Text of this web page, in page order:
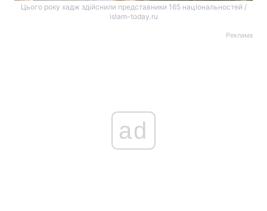
Цього року хадж здійснили представники 165 національностей /
islam-today.ru
Реклама
ad